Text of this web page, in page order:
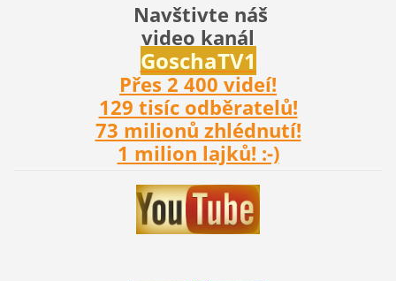
Navštivte náš
video kanál
GoschaTV1
Přes 2 400 videí!
129 tisíc odběratelů!
73 milionů zhlédnutí!
1 milion lajků! :-)